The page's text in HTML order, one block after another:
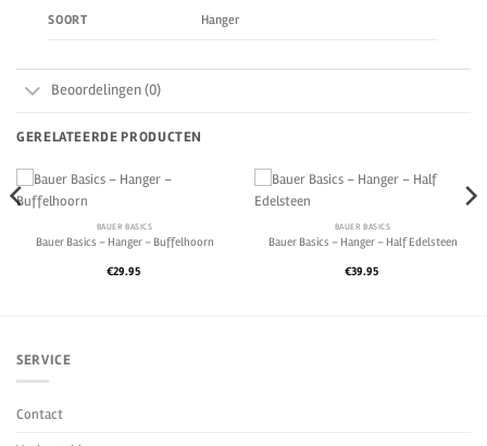
SOORT Hanger
Beoordelingen (0)
GERELATEERDE PRODUCTEN
BAUER BASICS
Bauer Basics – Hanger – Buffelhoorn
€29.95
BAUER BASICS
Bauer Basics – Hanger – Half Edelsteen
€39.95
SERVICE
Contact